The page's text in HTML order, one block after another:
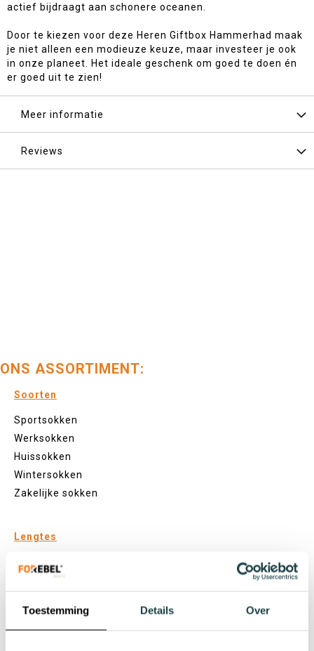
Toestemming Details Over
actief bijdraagt aan schonere oceanen.
Door te kiezen voor deze Heren Giftbox Hammerhad maak
je niet alleen een modieuze keuze, maar investeer je ook
in onze planeet. Het ideale geschenk om goed te doen én
er goed uit te zien!
Meer informatie
Reviews
ONS ASSORTIMENT:
Soorten
Sportsokken
Werksokken
Huissokken
Wintersokken
Zakelijke sokken
Lengtes
Footies
Sneakersokken
Normale sokken